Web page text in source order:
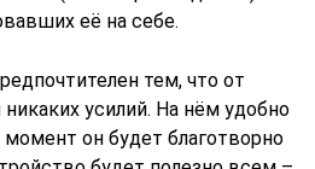
после полученных ранее травм
Кроме того, пишут о
через пару сеансов и об
детьми от трех лет и старше.